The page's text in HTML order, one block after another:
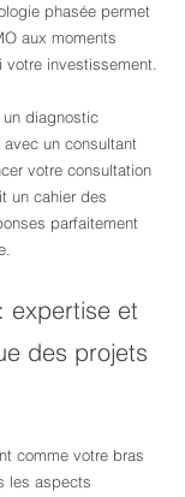
phasée permet
aux moments
investissement.
diagnostic
un consultant
votre consultation
un cahier des
parfaitement
expertise et
des projets
comme votre bras
les aspects